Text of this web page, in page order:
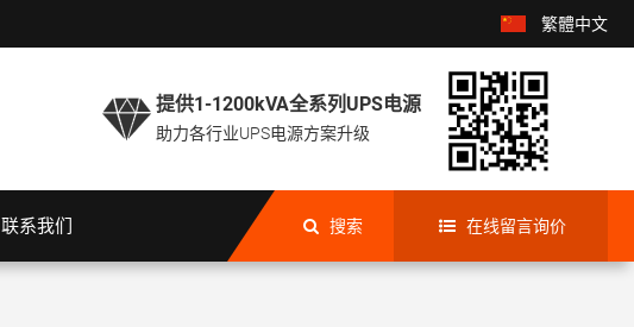
繁體中文
 提供1-1200kVA全系列UPS电源
助力各行业UPS电源方案升级
在线留言询价
搜索
联系我们